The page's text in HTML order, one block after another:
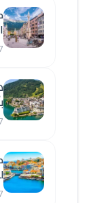
كم
7 August 2026
هل
7 August 2026
كم
7 August 2026